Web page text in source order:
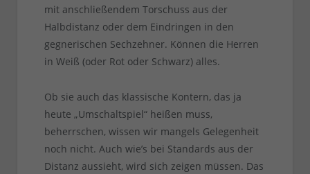
mit anschließendem Torschuss aus der
Halbdistanz oder dem Eindringen in den
gegnerischen Sechzehner. Können die Herren
in Weiß (oder Rot oder Schwarz) alles.
Ob sie auch das klassische Kontern, das ja
heute „Umschaltspiel“ heißen muss,
beherrschen, wissen wir mangels Gelegenheit
noch nicht. Auch wie’s bei Standards aus der
Distanz aussieht, wird sich zeigen müssen. Das